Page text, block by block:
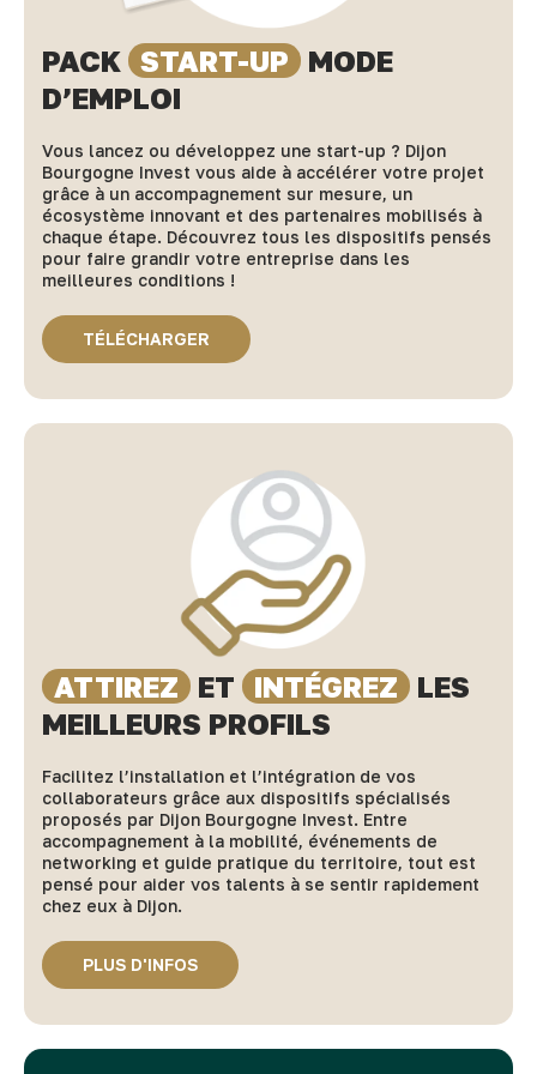
PACK START-UP
MODE
D’EMPLOI
Vous lancez ou développez une start-up ? Dijon
Bourgogne Invest vous aide à accélérer votre projet
grâce à un accompagnement sur mesure, un
écosystème innovant et des partenaires mobilisés à
chaque étape. Découvrez tous les dispositifs pensés
pour faire grandir votre entreprise dans les
meilleures conditions !
TÉLÉCHARGER
ATTIREZ ET INTÉGREZ
LES
MEILLEURS PROFILS
Facilitez l’installation et l’intégration de vos
collaborateurs grâce aux dispositifs spécialisés
proposés par Dijon Bourgogne Invest. Entre
accompagnement à la mobilité, événements de
networking et guide pratique du territoire, tout est
pensé pour aider vos talents à se sentir rapidement
chez eux à Dijon.
PLUS D'INFOS